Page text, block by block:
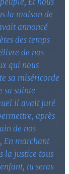
la maison de
annoncé
des temps
de nos
qui nous
sa miséricorde
sa sainte
il avait juré
après
de nos
En marchant
la justice tous
tu seras